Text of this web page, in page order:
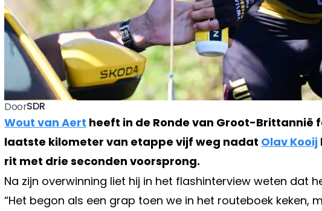
DoorSDR
Wout van Aert heeft in de Ronde van Groot-Brittannië
laatste kilometer van etappe vijf weg nadat Olav Kooij
rit met drie seconden voorsprong.
Na zijn overwinning liet hij in het flashinterview weten dat
“Het begon als een grap toen we in het routeboek keken,